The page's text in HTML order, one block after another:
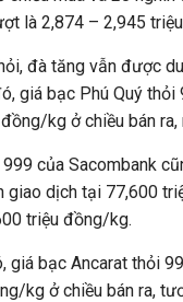
là 2,874 – 2,945
đà tăng vẫn được
giá bạc Phú Quý
kg ở chiều bán
của Sacombank
giao dịch tại 77,600
triệu đồng/kg.
giá bạc Ancarat thỏi
kg ở chiều bán ra,